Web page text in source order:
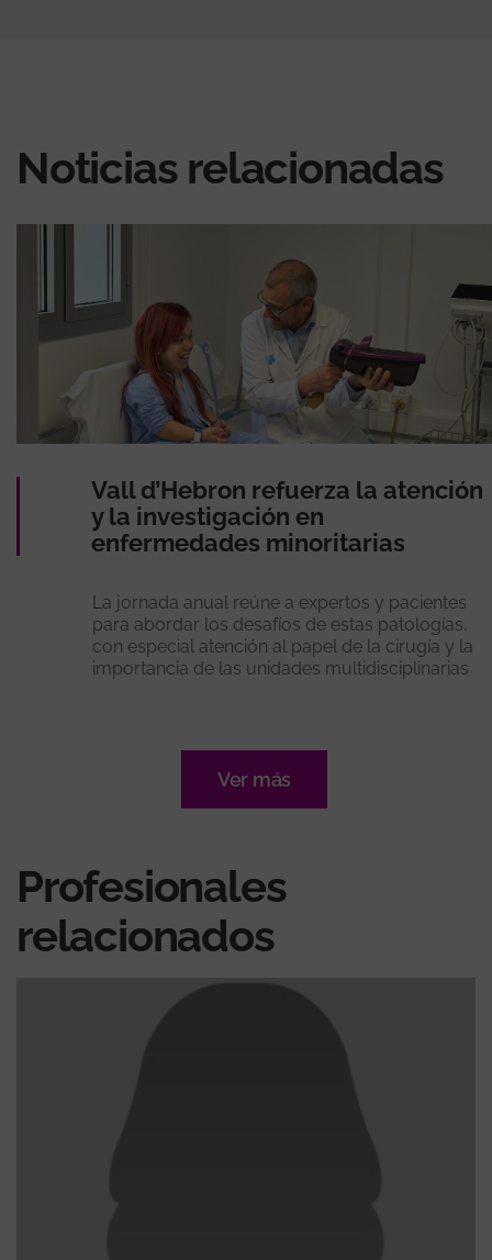
Noticias relacionadas
Vall d’Hebron refuerza la atención
y la investigación en
enfermedades minoritarias
La jornada anual reúne a expertos y pacientes
para abordar los desafíos de estas patologías,
con especial atención al papel de la cirugía y la
importancia de las unidades multidisciplinarias
Ver más
Profesionales
relacionados